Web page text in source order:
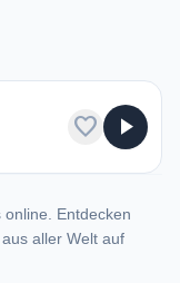
favorite play_arrow
Entdecken
aller Welt auf